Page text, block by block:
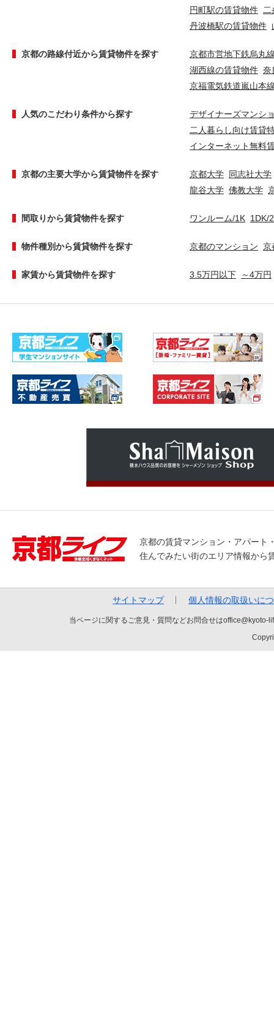
円町駅の賃貸物件
丹波橋駅の賃貸物件
京都の路線付近から賃貸物件を探す
京都市営地下鉄烏丸
湖西線の賃貸物件 奈
京福電気鉄道嵐山本
人気のこだわり条件から探す
デザイナーズマンシ
二人暮らし向け賃貸
インターネット無料
京都の主要大学から賃貸物件を探す 京都大学 同志社大学
龍谷大学 佛教大学
間取りから賃貸物件を探す ワンルーム/1K 1DK/
物件種別から賃貸物件を探す 京都のマンション 京
家賃から賃貸物件を探す 3.5万円以下 ～4万円
京都の賃貸マンション・アパート
住んでみたい街のエリア情報から
サイトマップ 個人情報の取扱いに
当ページに関するご意見・質問などお問合せは